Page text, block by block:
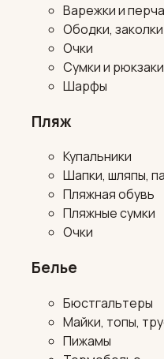
Варежки и
Ободки,
Очки
Сумки и рюкзаки
Шарфы
Пляж
Купальники
Шапки, шляпы,
Пляжная обувь
Пляжные сумки
Очки
Белье
Бюстгальтеры
Майки, топы,
Пижамы